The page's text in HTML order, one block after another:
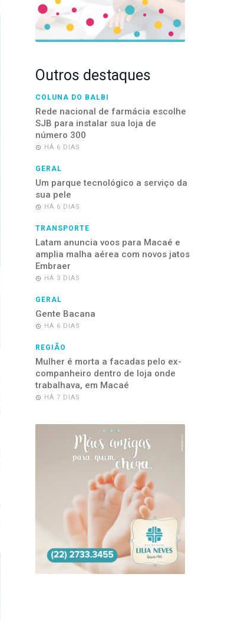
Outros destaques
COLUNA DO BALBI
Rede nacional de farmácia escolhe
SJB para instalar sua loja de
número 300
HÁ 6 DIAS
GERAL
Um parque tecnológico a serviço da
sua pele
HÁ 6 DIAS
TRANSPORTE
Latam anuncia voos para Macaé e
amplia malha aérea com novos jatos
Embraer
HÁ 3 DIAS
GERAL
Gente Bacana
HÁ 6 DIAS
REGIÃO
Mulher é morta a facadas pelo ex-
companheiro dentro de loja onde
trabalhava, em Macaé
HÁ 7 DIAS